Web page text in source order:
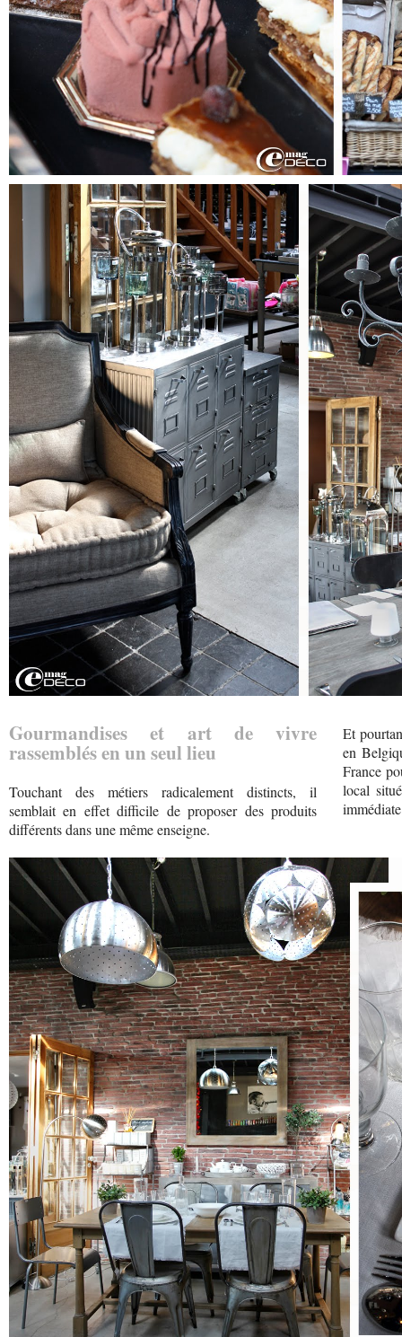
Gourmandises et art de vivre
rassemblés en un seul lieu
Touchant des métiers radicalement distincts, il
semblait en effet difficile de proposer des produits
différents dans une même enseigne.
Et
en
France
local